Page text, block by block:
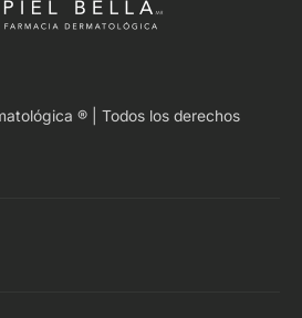
® | Todos los derechos